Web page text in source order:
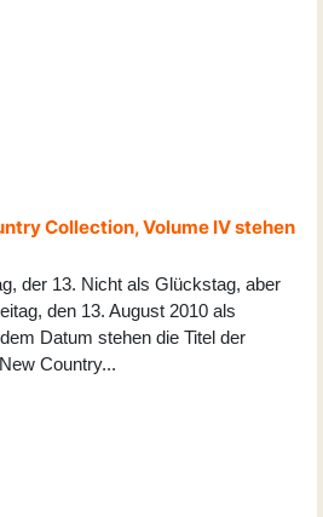
Collection, Volume IV stehen
der 13. Nicht als Glückstag, aber
den 13. August 2010 als
Datum stehen die Titel der
Country...